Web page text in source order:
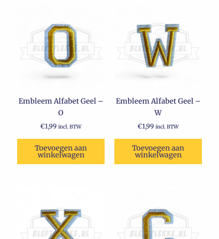
Embleem Alfabet Geel –
O
€1,99 incl. BTW
Toevoegen aan
winkelwagen
Embleem Alfabet Geel –
W
€1,99 incl. BTW
Toevoegen aan
winkelwagen